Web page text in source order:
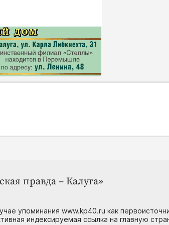
правда – Калуга»
упоминания www.kp40.ru как
индексируемая ссылка на главную